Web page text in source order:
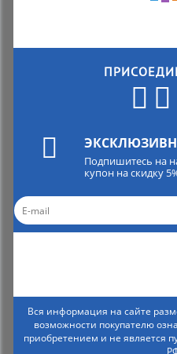
Подпишитесь на
купон на скидку
Вся информация на сайте
возможности покупателю
приобретением и не является